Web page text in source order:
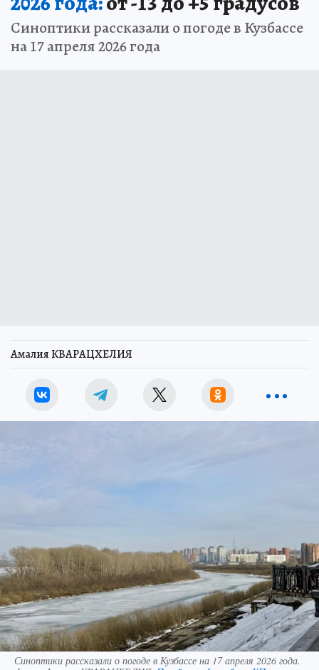
Синоптики рассказали о погоде в Кузбассе
на 17 апреля 2026 года
Амалия КВАРАЦХЕЛИЯ
Синоптики рассказали о погоде в Кузбассе на 17 апреля 2026 года.